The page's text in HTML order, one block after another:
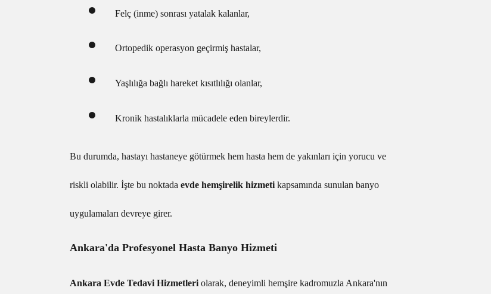
Felç (inme) sonrası yatalak kalanlar,
Ortopedik operasyon geçirmiş hastalar,
Yaşlılığa bağlı hareket kısıtlılığı olanlar,
Kronik hastalıklarla mücadele eden bireylerdir.
Bu durumda, hastayı hastaneye götürmek hem hasta hem de yakınları için yorucu ve
riskli olabilir. İşte bu noktada evde hemşirelik hizmeti kapsamında sunulan banyo
uygulamaları devreye girer.
Ankara'da Profesyonel Hasta Banyo Hizmeti
Ankara Evde Tedavi Hizmetleri olarak, deneyimli hemşire kadromuzla Ankara'nın